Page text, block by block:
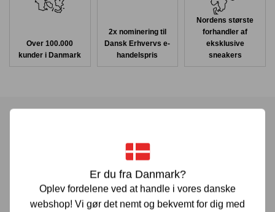
Er du fra Danmark?
Oplev fordelene ved at handle i vores danske
webshop! Vi gør det nemt og bekvemt for dig med
Over 100.000
kunder i Danmark
2x nominering til
Dansk Erhvervs e-
handelspris
Nordens største
forhandler af
eksklusive
sneakers
Har du spørgsmål?
Vi er her for at hjælpe! Hvis du har spørgsmål, er du altid
velkommen til at kontakte os. Udfyld vores kontaktformular
gennem linket herunder og vi vender tilbage til dig hurtigst